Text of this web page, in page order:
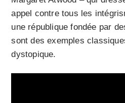
appel contre tous les
une république fondée par
sont des exemples
dystopique.